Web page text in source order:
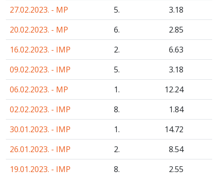
27.02.2023. - MP
5. 3.18
20.02.2023. - MP
6. 2.85
16.02.2023. - IMP
2. 6.63
09.02.2023. - IMP
5. 3.18
06.02.2023. - MP
1. 12.24
02.02.2023. - IMP
8. 1.84
30.01.2023. - IMP
1. 14.72
26.01.2023. - IMP
2. 8.54
19.01.2023. - IMP
8. 2.55